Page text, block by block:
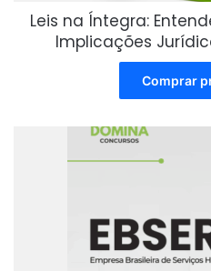
Leis na Íntegra:
Implicações
Comprar